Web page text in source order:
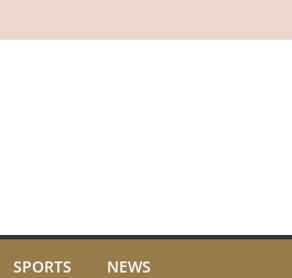
SPORTS NEWS